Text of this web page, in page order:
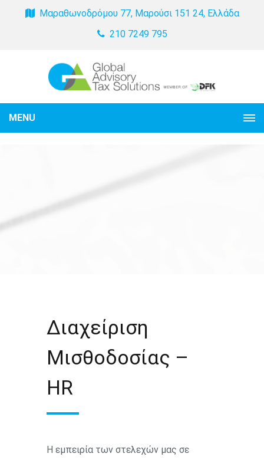
Μαραθωνοδρόμου 77, Μαρούσι 151 24, Ελλάδα
210 7249 795
MENU
Διαχείριση
Μισθοδοσίας –
HR
Η εμπειρία των στελεχών μας σε